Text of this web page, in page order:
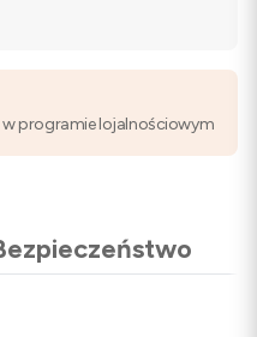
programie lojalnościowym